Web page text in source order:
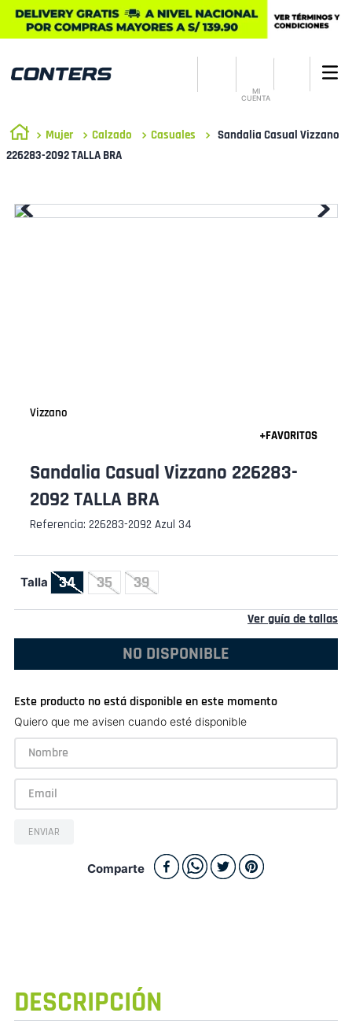
MI
CUENTA
Mujer Calzado Casuales
Sandalia Casual Vizzano
226283-2092 TALLA BRA
Vizzano
Sandalia Casual Vizzano 226283-
2092 TALLA BRA
Referencia: 226283-2092 Azul 34
Talla 34 35 39
Ver guía de tallas
NO DISPONIBLE
Este producto no está disponible en este momento
Quiero que me avisen cuando esté disponible
ENVIAR
Comparte
DESCRIPCIÓN